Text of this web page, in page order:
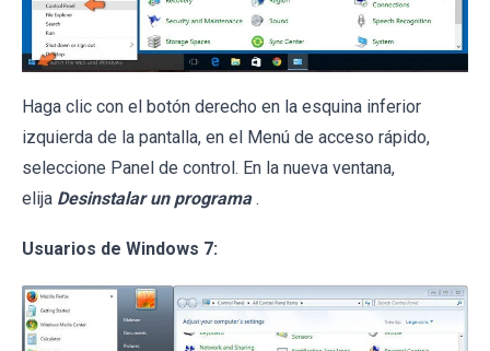
Haga clic con el botón derecho en la esquina inferior
izquierda de la pantalla, en el Menú de acceso rápido,
seleccione Panel de control. En la nueva ventana,
elija Desinstalar un programa .
Usuarios de Windows 7: